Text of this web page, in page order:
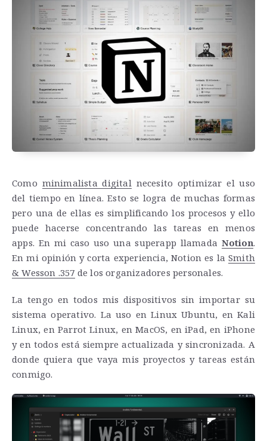
Como minimalista digital necesito optimizar el uso
del tiempo en línea. Esto se logra de muchas formas
pero una de ellas es simplificando los procesos y ello
puede hacerse concentrando las tareas en menos
apps. En mi caso uso una superapp llamada Notion.
En mi opinión y corta experiencia, Notion es la Smith
& Wesson .357 de los organizadores personales.
La tengo en todos mis dispositivos sin importar su
sistema operativo. La uso en Linux Ubuntu, en Kali
Linux, en Parrot Linux, en MacOS, en iPad, en iPhone
y en todos está siempre actualizada y sincronizada. A
donde quiera que vaya mis proyectos y tareas están
conmigo.